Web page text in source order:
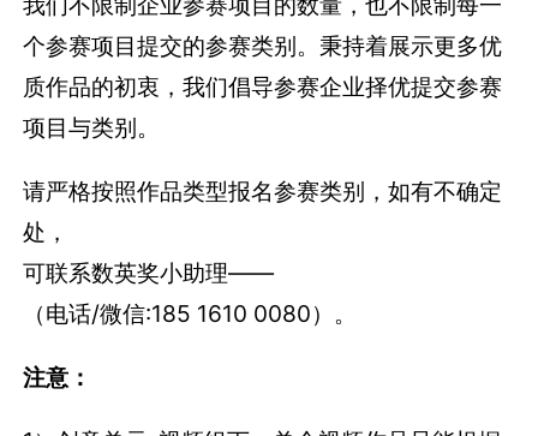
处，
可联系数英奖小助理——
（电话/微信:185 1610 0080）。
1）创意单元-视频组下，单个视频作品只能根据
其类型报名符合条件的其中一种视频类别（广告
片、短视频、短片），即单个视频作品不能重复
型选择相应的参赛类别。